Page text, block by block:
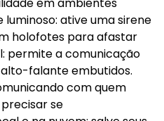
ative uma sirene
holofotes para afastar
permite a comunicação
falante embutidos.
com quem
se